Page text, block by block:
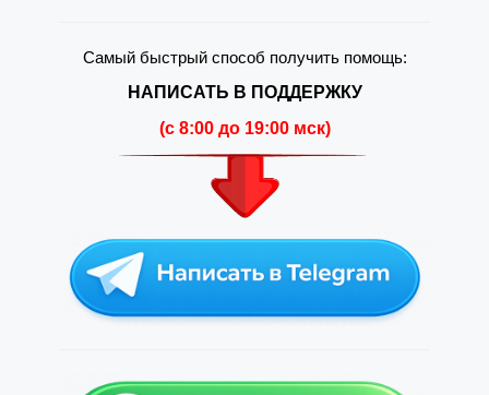
Самый быстрый способ получить помощь:
НАПИСАТЬ В ПОДДЕРЖКУ
(c 8:00 до 19:00 мск)